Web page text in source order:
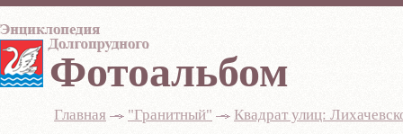
Фотоальбом
Главная - "Гранитный" - Квадрат улиц: